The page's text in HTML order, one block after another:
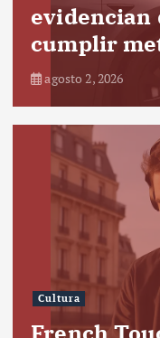
cumplir
agosto 2, 2026
Cultura
French